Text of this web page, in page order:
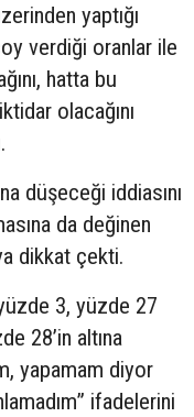
yaptığı
verdiği oranlar ile
hatta bu
olacağını
düşeceği iddiasını
da değinen
dikkat çekti.
3, yüzde 27
28’in altına
yapamam diyor
ifadelerini